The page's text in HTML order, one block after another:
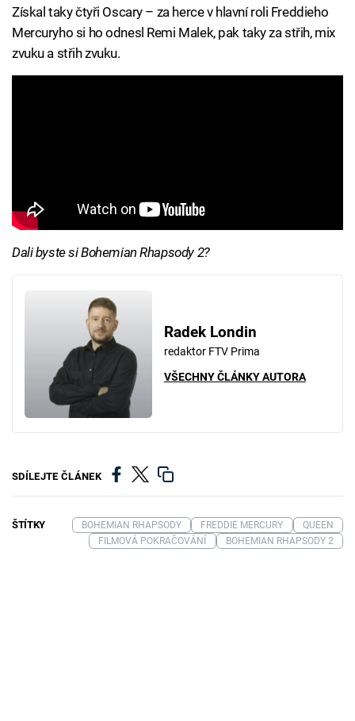
Získal taky čtyři Oscary – za herce v hlavní roli Freddieho
Mercuryho si ho odnesl Remi Malek, pak taky za střih, mix
zvuku a střih zvuku.
Dali byste si Bohemian Rhapsody 2?
Radek Londin
redaktor FTV Prima
VŠECHNY ČLÁNKY AUTORA
SDÍLEJTE ČLÁNEK
ŠTÍTKY BOHEMIAN RHAPSODY FREDDIE MERCURY
QUEEN
FILMOVÁ POKRAČOVÁNÍ
BOHEMIAN RHAPSODY 2